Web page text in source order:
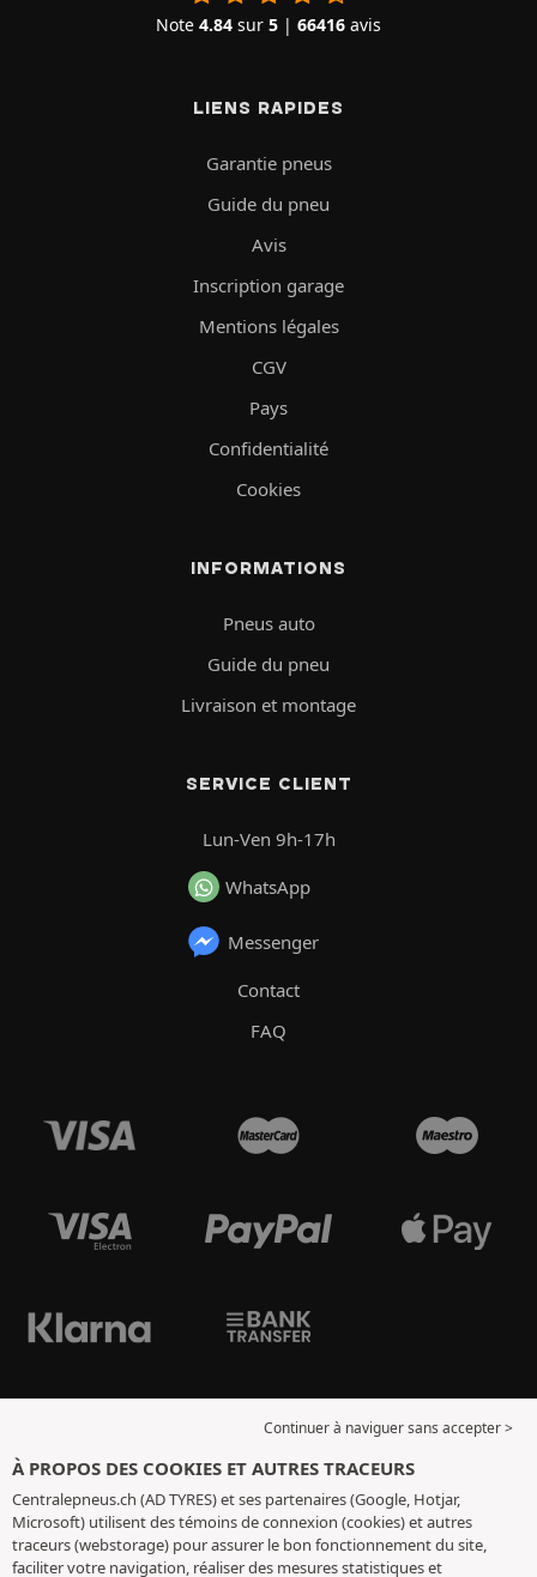
Note 4.84 sur 5 | 66416 avis
LIENS RAPIDES
Garantie pneus
Guide du pneu
Avis
Inscription garage
Mentions légales
CGV
Pays
Confidentialité
Cookies
INFORMATIONS
Pneus auto
Guide du pneu
Livraison et montage
SERVICE CLIENT
Lun-Ven 9h-17h
WhatsApp
Messenger
Contact
FAQ
Continuer à naviguer sans accepter >
À PROPOS DES COOKIES ET AUTRES TRACEURS
Centralepneus.ch (AD TYRES) et ses partenaires (Google, Hotjar,
Microsoft) utilisent des témoins de connexion (cookies) et autres
traceurs (webstorage) pour assurer le bon fonctionnement du site,
faciliter votre navigation, réaliser des mesures statistiques et